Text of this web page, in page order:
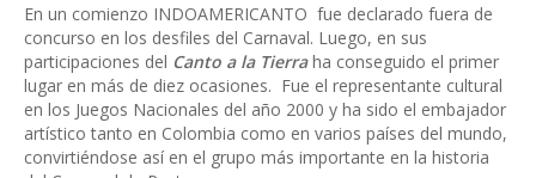
En un comienzo INDOAMERICANTO fue declarado fuera de
concurso en los desfiles del Carnaval. Luego, en sus
participaciones del Canto a la Tierraha conseguido el primer
lugar en más de diez ocasiones. Fue el representante cultural
en los Juegos Nacionales del año 2000 y ha sido el embajador
artístico tanto en Colombia como en varios países del mundo,
convirtiéndose así en el grupo más importante en la historia